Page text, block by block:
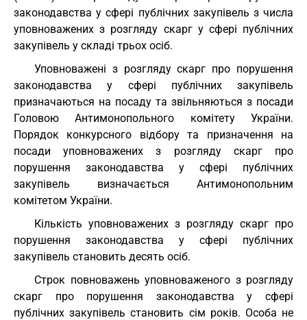
законодавства у сфері публічних закупівель з числа
уповноважених з розгляду скарг у сфері публічних
закупівель у складі трьох осіб.
Уповноважені з розгляду скарг про порушення
законодавства у сфері публічних закупівель
призначаються на посаду та звільняються з посади
Головою Антимонопольного комітету України.
Порядок конкурсного відбору та призначення на
посади уповноважених з розгляду скарг про
порушення законодавства у сфері публічних
закупівель визначається Антимонопольним
комітетом України.
Кількість уповноважених з розгляду скарг про
порушення законодавства у сфері публічних
закупівель становить десять осіб.
Строк повноважень уповноваженого з розгляду
скарг про порушення законодавства у сфері
публічних закупівель становить сім років. Особа не